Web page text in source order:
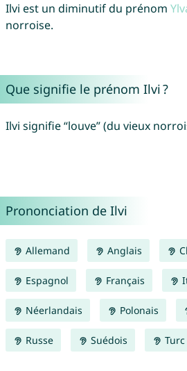
Ilvi est un diminutif du prénom
norroise.
Que signifie le prénom Ilvi ?
Ilvi signifie “louve” (du vieux
Prononciation de Ilvi
Allemand Anglais
Espagnol Français
Néerlandais Polonais
Russe Suédois Turc